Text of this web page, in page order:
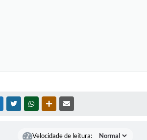
MESSENGER
TWITTERWHATSAPPOUTRAS MÍDIAS
Velocidade de leitura: